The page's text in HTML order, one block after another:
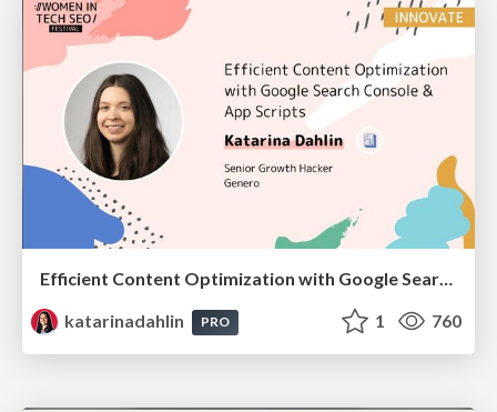
Efficient Content Optimization with Google Search Console & Apps Script
katarinadahlin
PRO 1 760